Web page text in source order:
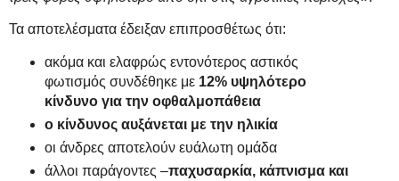
Τα αποτελέσματα έδειξαν επιπροσθέτως ότι:
ακόμα και ελαφρώς εντονότερος αστικός
φωτισμός συνδέθηκε με 12% υψηλότερο
κίνδυνο για την οφθαλμοπάθεια
ο κίνδυνος αυξάνεται με την ηλικία
οι άνδρες αποτελούν ευάλωτη ομάδα
άλλοι παράγοντες –παχυσαρκία, κάπνισμα και